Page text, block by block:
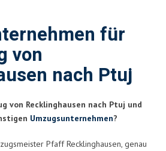
für
von
nach Ptuj
von Recklinghausen nach Ptuj und
Umzugsunternehmen?
Pfaff Recklinghausen, genau